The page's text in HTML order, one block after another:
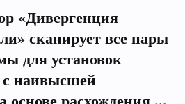
«Дивергенция
сканирует все пары
для установок
с наивысшей